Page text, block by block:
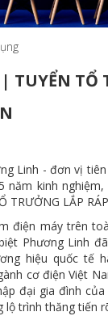
TUYỂN TỔ
Linh - đơn vị
năm kinh
TRƯỞNG LẮP
điện máy trên
Phương Linh
hiệu quốc tế
cơ điện Việt
đại gia đình
lộ trình thăng tiến